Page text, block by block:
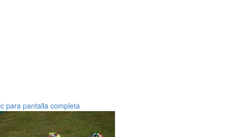
para pantalla completa